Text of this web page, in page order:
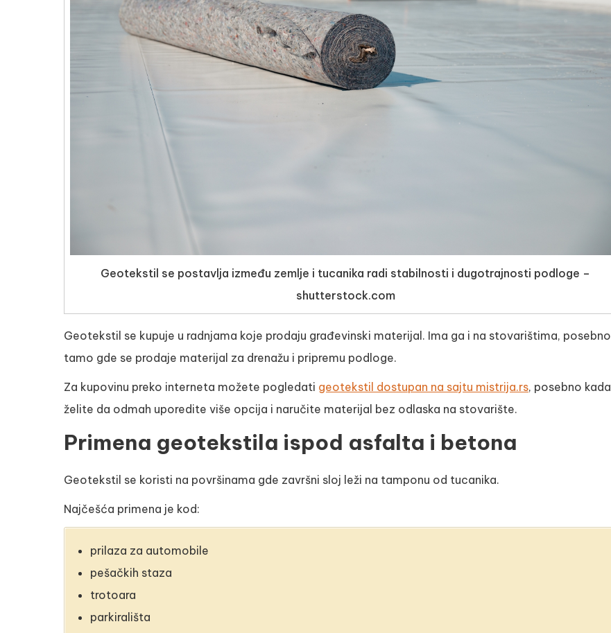
Geotekstil se postavlja između zemlje i tucanika radi stabilnosti i dugotrajnosti podloge –
shutterstock.com
Geotekstil se kupuje u radnjama koje prodaju građevinski materijal. Ima ga i na stovarištima, posebno
tamo gde se prodaje materijal za drenažu i pripremu podloge.
Za kupovinu preko interneta možete pogledati geotekstil dostupan na sajtu mistrija.rs, posebno kada
želite da odmah uporedite više opcija i naručite materijal bez odlaska na stovarište.
Primena geotekstila ispod asfalta i betona
Geotekstil se koristi na površinama gde završni sloj leži na tamponu od tucanika.
Najčešća primena je kod:
prilaza za automobile
pešačkih staza
trotoara
parkirališta